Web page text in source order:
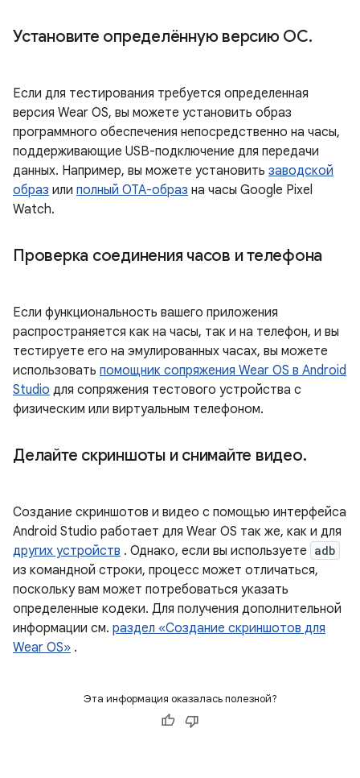
Установите определённую версию ОС.
Если для тестирования требуется определенная
версия Wear OS, вы можете установить образ
программного обеспечения непосредственно на часы,
поддерживающие USB-подключение для передачи
данных. Например, вы можете установить заводской
образ или полный OTA-образ на часы Google Pixel
Watch.
Проверка соединения часов и телефона
Если функциональность вашего приложения
распространяется как на часы, так и на телефон, и вы
тестируете его на эмулированных часах, вы можете
использовать помощник сопряжения Wear OS в Android
Studio для сопряжения тестового устройства с
физическим или виртуальным телефоном.
Делайте скриншоты и снимайте видео.
Создание скриншотов и видео с помощью интерфейса
Android Studio работает для Wear OS так же, как и для
других устройств . Однако, если вы используете adb
из командной строки, процесс может отличаться,
поскольку вам может потребоваться указать
определенные кодеки. Для получения дополнительной
информации см. раздел «Создание скриншотов для
Wear OS» .
Эта информация оказалась полезной?